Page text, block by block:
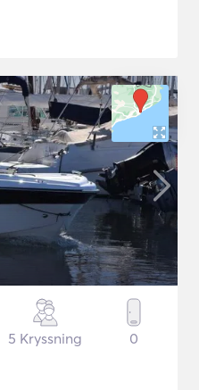
5 Kryssning 0